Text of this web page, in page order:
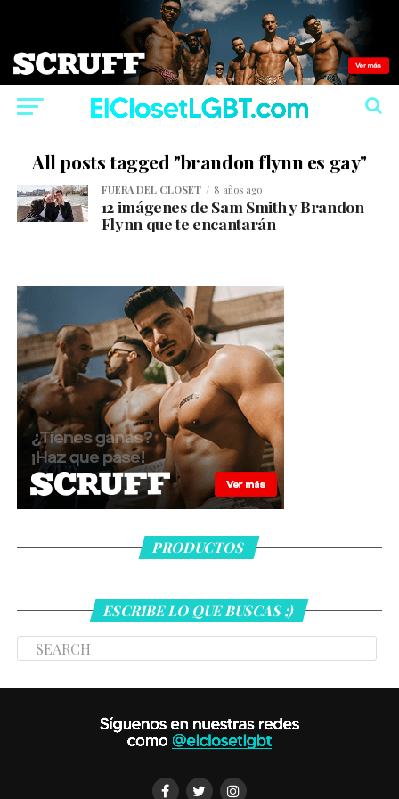
All posts tagged "brandon flynn es gay"
FUERA DEL CLOSET 8 años ago
12 imágenes de Sam Smith y Brandon
Flynn que te encantarán
PRODUCTOS
ESCRIBE LO QUE BUSCAS ;)